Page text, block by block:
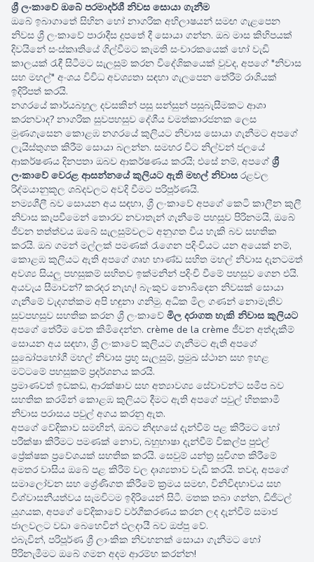
700.00 මසකට
850000.00 එක වරක්
ශ්‍රී ලංකාවේ ඔබේ පරමාදර්ශී නිවස සොයා ගැනීම
ඔබේ ඉබාගාතේ සිහින හෝ නාගරික අභිලාෂයන් සමඟ ගැළපෙන
නිවස ශ්‍රී ලංකාවේ පාරාදීස දූපතේ දී සොයා ගන්න. ඔබ මාස කිහිපයක්
දිවයිනේ සංස්කෘතියේ ගිල්වීමට කැමති සංචාරකයෙක් හෝ වැඩි
කාලයක් රැඳී සිටීමට සැලසුම් කරන විදේශිකයෙක් වුවද, අපගේ "නිවාස
සහ මහල්" අංශය විවිධ අවශ්‍යතා සඳහා ගැලපෙන තේරීම් රාශියක්
ඉදිරිපත් කරයි.
නගරයේ කාර්යබහුල දවසකින් පසු සන්සුන් පසුබැසීමකට ආශා
කරනවාද? නාගරික සුවපහසුව දේශීය චමත්කාරජනක ලෙස
මුණගැසෙන කොළඹ නගරයේ කුලියට නිවාස සොයා ගැනීමට අපගේ
ලැයිස්තුගත කිරීම් සොයා බලන්න. සමහර විට නිල්වන් ජලයේ
ආකර්ෂණය දිනපතා ඔබව ආකර්ෂණය කරයි; එසේ නම්, අපගේ ශ්‍රී
ලංකාවේ වෙරළ ආසන්නයේ කුලියට ඇති මහල් නිවාස රළවල
රිද්මයානුකූල ශබ්දවලට අවදි වීමට පරිපූර්ණයි.
නම්‍යශීලී බව සොයන අය සඳහා, ශ්‍රී ලංකාවේ අපගේ කෙටි කාලීන කුලී
නිවාස කැපවීමෙන් තොරව නවාතැන් ගැනීමේ පහසුව පිරිනමයි, ඔබේ
ජීවන තත්ත්වය ඔබේ සැලසුම්වලට අනුගත විය හැකි බව සහතික
කරයි. ඔබ ගමන් මල්ලක් පමණක් රැගෙන පදිංචියට යන අයෙක් නම්,
කොළඹ කුලියට ඇති අපගේ ගෘහ භාණ්ඩ සහිත මහල් නිවාස දැනටමත්
අවශ්‍ය සියලු පහසුකම් සහිතව ඉක්මනින් පදිංචි වීමේ පහසුව ගෙන එයි.
අයවැය සීමාවන්? කරදර නැහැ! බැංකුව නොබිඳෙන නිවසක් සොයා
ගැනීමේ වැදගත්කම අපි හඳුනා ගනිමු. අධික මිල ගණන් නොමැතිව
සුවපහසුව සහතික කරන ශ්‍රී ලංකාවේ මිල දරාගත හැකි නිවාස කුලියට
අපගේ තේරීම වෙත කිමිදෙන්න. crème de la crème ජීවන අත්දැකීම්
සොයන අය සඳහා, ශ්‍රී ලංකාවේ කුලියට ගැනීමට ඇති අපගේ
සුඛෝපභෝගී මහල් නිවාස ප්‍රභූ සැලසුම්, ප්‍රමුඛ ස්ථාන සහ ඉහළ
මට්ටමේ පහසුකම් ප්‍රදර්ශනය කරයි.
ප්‍රමාණවත් ඉඩකඩ, ආරක්ෂාව සහ අත්‍යාවශ්‍ය සේවාවන්ට සමීප බව
සහතික කරමින් කොළඹ කුලියට දීමට ඇති අපගේ පවුල් හිතකාමී
නිවාස පරාසය පවුල් අගය කරනු ඇත.
අපගේ වේදිකාව සමඟින්, ඔබට නිදහසේ දැන්වීම් පළ කිරීමට හෝ
පරීක්ෂා කිරීමට පමණක් නොව, බහුභාෂා දැන්වීම් විකල්ප පුළුල්
ප්‍රේක්ෂක ප්‍රවේශයක් සහතික කරයි. සෙවුම් යන්ත්‍ර සුචිගත කිරීමේ
අමතර වාසිය ඔබේ පළ කිරීම් වල දෘශ්‍යතාව වැඩි කරයි. තවද, අපගේ
සමාලෝචන සහ ශ්‍රේණිගත කිරීමේ ක්‍රමය සමඟ, විනිවිදභාවය සහ
විශ්වාසනීයත්වය සැමවිටම ඉදිරියෙන් සිටී. මතක තබා ගන්න, ඩිජිටල්
යුගයක, අපගේ වේදිකාවේ වර්ගීකරණය කරන ලද දැන්වීම් සමාජ
ජාලවලට වඩා බෙහෙවින් ඵලදායී බව ඔප්පු වේ.
එබැවින්, පරිපූර්ණ ශ්‍රී ලාංකික නිවහනක් සොයා ගැනීමට හෝ
පිරිනැමීමට ඔබේ ගමන අදම ආරම්භ කරන්න!